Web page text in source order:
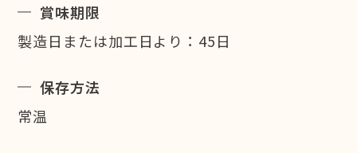
賞味期限
製造日または加工日より：45日
保存方法
常温